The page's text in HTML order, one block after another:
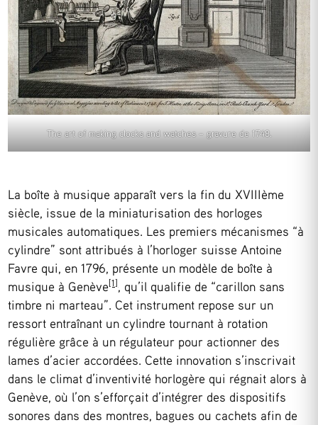
The art of making clocks and watches – gravure de 1748.
La boîte à musique apparaît vers la fin du XVIIIème
siècle, issue de la miniaturisation des horloges
musicales automatiques. Les premiers mécanismes “à
cylindre” sont attribués à l’horloger suisse Antoine
Favre qui, en 1796, présente un modèle de boîte à
musique à Genève[1], qu’il qualifie de “carillon sans
timbre ni marteau”. Cet instrument repose sur un
ressort entraînant un cylindre tournant à rotation
régulière grâce à un régulateur pour actionner des
lames d’acier accordées. Cette innovation s’inscrivait
dans le climat d’inventivité horlogère qui régnait alors à
Genève, où l’on s’efforçait d’intégrer des dispositifs
sonores dans des montres, bagues ou cachets afin de